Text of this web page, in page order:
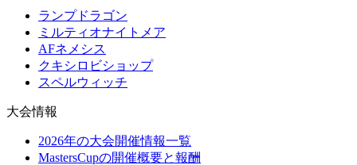
ランプドラゴン
ミルティオナイトメア
AFネメシス
クキシロビショップ
スペルウィッチ
大会情報
2026年の大会開催情報一覧
MastersCupの開催概要と報酬